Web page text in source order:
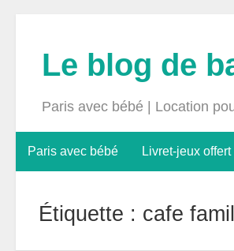
Le blog de
Paris avec bébé | Location
Paris avec bébé Livret-jeux offert
Étiquette : cafe